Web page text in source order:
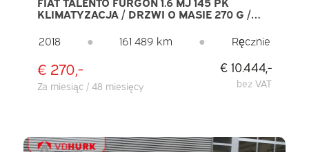
KLIMATYZACJA / DRZWI O MASIE 270 G /
LISTWY BOCZNE / FELGI 17” LMV / PDC /
HAK HOLOWNICZY
2018 ● 161 489 km ● Ręcznie
€ 270,-
Za miesiąc / 48 miesięcy
€ 10.444,-
bez VAT